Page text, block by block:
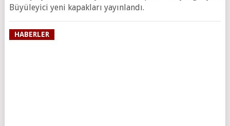
Büyüleyici yeni kapakları yayınlandı.
HABERLER